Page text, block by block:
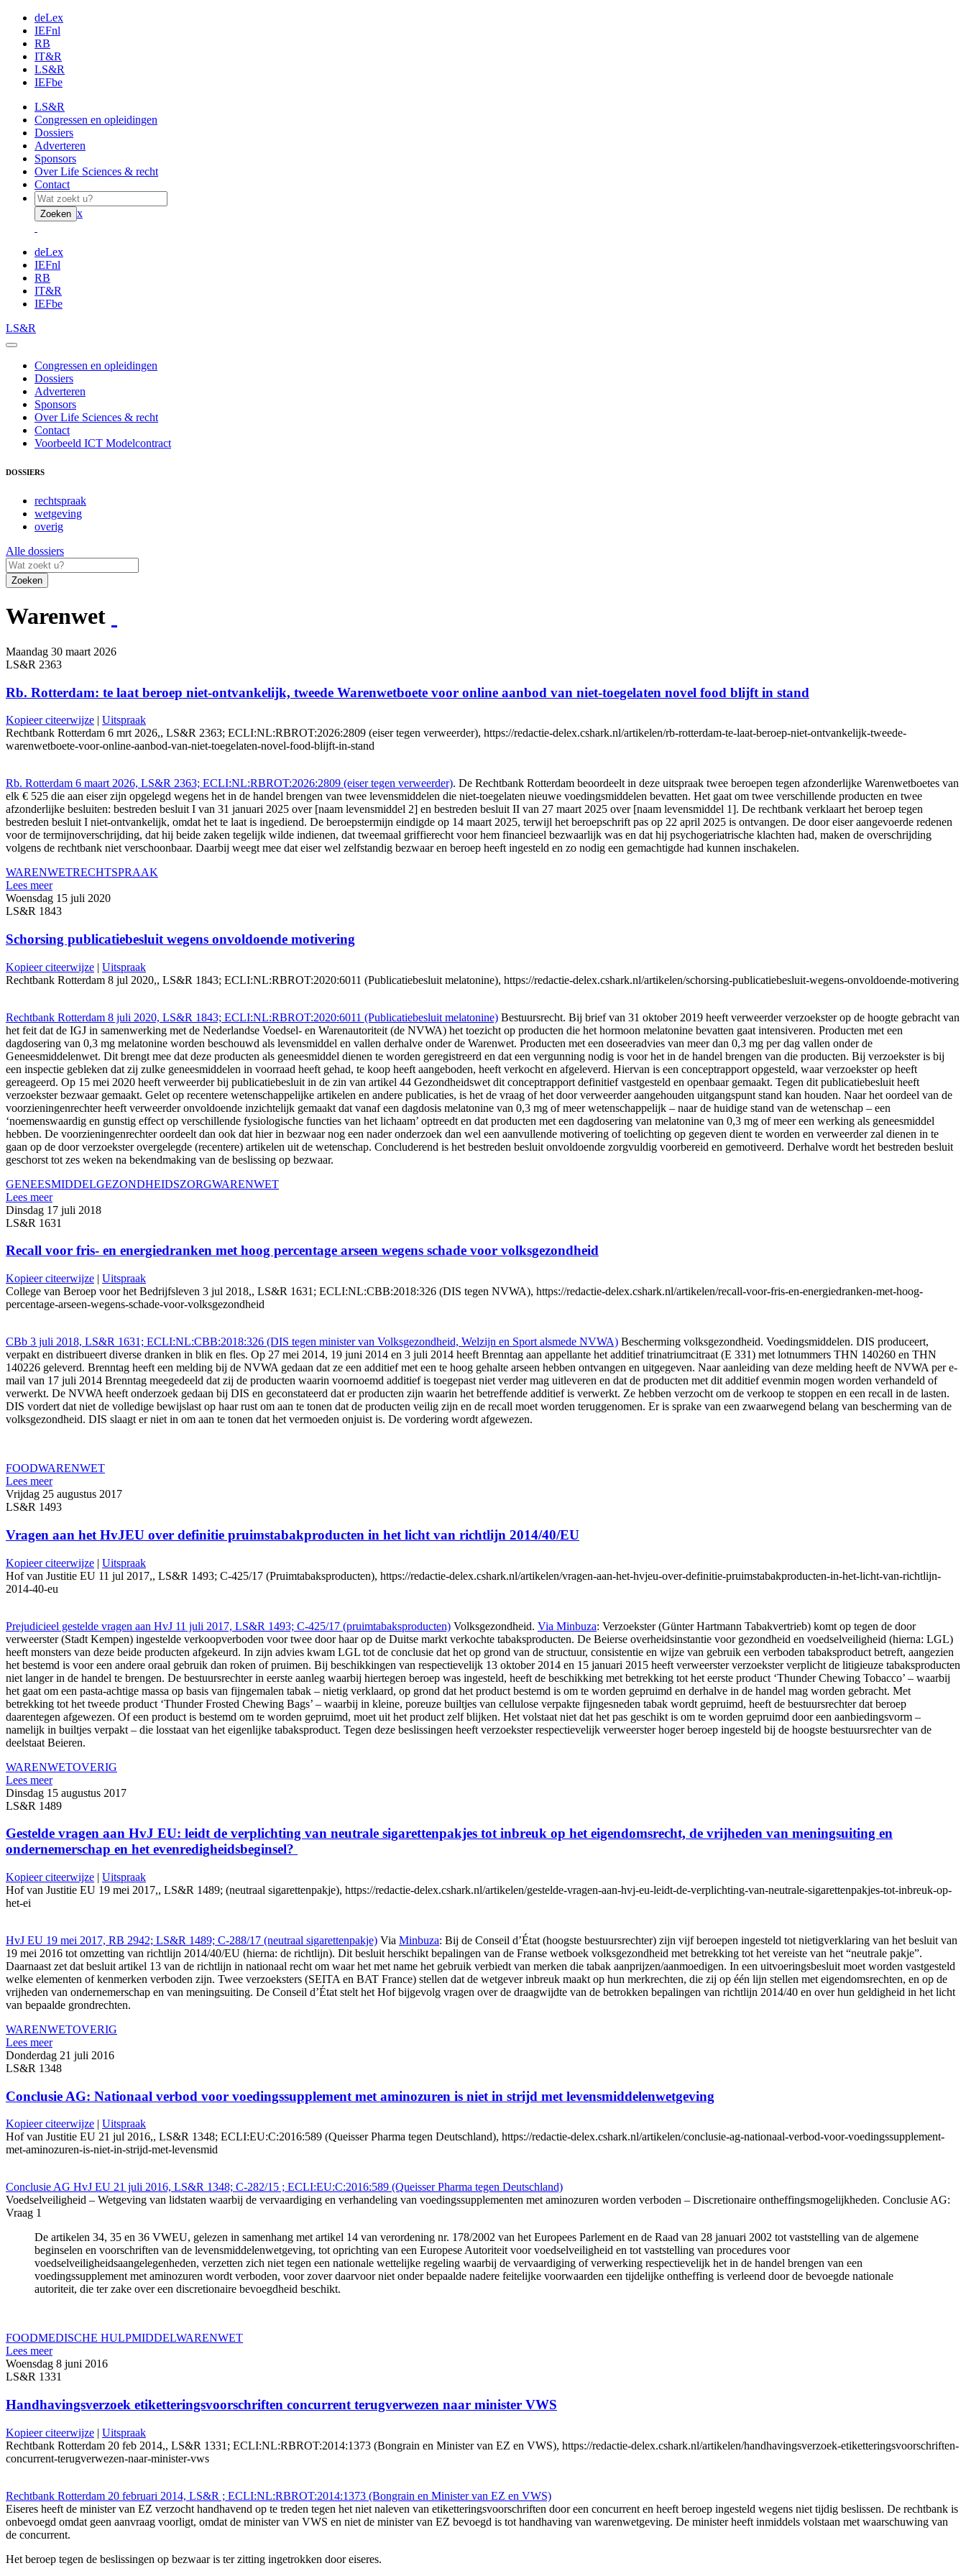
deLex
IEFnl
RB
IT&R
LS&R
IEFbe
LS&R
Congressen en opleidingen
Dossiers
Adverteren
Sponsors
Over Life Sciences & recht
Contact
Zoeken x
deLex
IEFnl
RB
IT&R
IEFbe
LS&R
Congressen en opleidingen
Dossiers
Adverteren
Sponsors
Over Life Sciences & recht
Contact
Voorbeeld ICT Modelcontract
DOSSIERS
rechtspraak
wetgeving
overig
Alle dossiers
Zoeken
Warenwet
Maandag 30 maart 2026
LS&R 2363
Rb. Rotterdam: te laat beroep niet-ontvankelijk, tweede Warenwetboete voor online aanbod van niet-toegelaten novel food blijft in stand
Kopieer citeerwijze | Uitspraak
Rechtbank Rotterdam 6 mrt 2026,, LS&R 2363; ECLI:NL:RBROT:2026:2809 (eiser tegen verweerder), https://redactie-delex.cshark.nl/artikelen/rb-rotterdam-te-laat-beroep-niet-ontvankelijk-tweede-
warenwetboete-voor-online-aanbod-van-niet-toegelaten-novel-food-blijft-in-stand
Rb. Rotterdam 6 maart 2026, LS&R 2363; ECLI:NL:RBROT:2026:2809 (eiser tegen verweerder). De Rechtbank Rotterdam beoordeelt in deze uitspraak twee beroepen tegen afzonderlijke Warenwetboetes van
elk € 525 die aan eiser zijn opgelegd wegens het in de handel brengen van twee levensmiddelen die niet-toegelaten nieuwe voedingsmiddelen bevatten. Het gaat om twee verschillende producten en twee
afzonderlijke besluiten: bestreden besluit I van 31 januari 2025 over [naam levensmiddel 2] en bestreden besluit II van 27 maart 2025 over [naam levensmiddel 1]. De rechtbank verklaart het beroep tegen
bestreden besluit I niet-ontvankelijk, omdat het te laat is ingediend. De beroepstermijn eindigde op 14 maart 2025, terwijl het beroepschrift pas op 22 april 2025 is ontvangen. De door eiser aangevoerde redenen
voor de termijnoverschrijding, dat hij beide zaken tegelijk wilde indienen, dat tweemaal griffierecht voor hem financieel bezwaarlijk was en dat hij psychogeriatrische klachten had, maken de overschrijding
volgens de rechtbank niet verschoonbaar. Daarbij weegt mee dat eiser wel zelfstandig bezwaar en beroep heeft ingesteld en zo nodig een gemachtigde had kunnen inschakelen.
WARENWETRECHTSPRAAK
Lees meer
Woensdag 15 juli 2020
LS&R 1843
Schorsing publicatiebesluit wegens onvoldoende motivering
Kopieer citeerwijze | Uitspraak
Rechtbank Rotterdam 8 jul 2020,, LS&R 1843; ECLI:NL:RBROT:2020:6011 (Publicatiebesluit melatonine), https://redactie-delex.cshark.nl/artikelen/schorsing-publicatiebesluit-wegens-onvoldoende-motivering
Rechtbank Rotterdam 8 juli 2020, LS&R 1843; ECLI:NL:RBROT:2020:6011 (Publicatiebesluit melatonine) Bestuursrecht. Bij brief van 31 oktober 2019 heeft verweerder verzoekster op de hoogte gebracht van
het feit dat de IGJ in samenwerking met de Nederlandse Voedsel- en Warenautoriteit (de NVWA) het toezicht op producten die het hormoon melatonine bevatten gaat intensiveren. Producten met een
dagdosering van 0,3 mg melatonine worden beschouwd als levensmiddel en vallen derhalve onder de Warenwet. Producten met een doseeradvies van meer dan 0,3 mg per dag vallen onder de
Geneesmiddelenwet. Dit brengt mee dat deze producten als geneesmiddel dienen te worden geregistreerd en dat een vergunning nodig is voor het in de handel brengen van die producten. Bij verzoekster is bij
een inspectie gebleken dat zij zulke geneesmiddelen in voorraad heeft gehad, te koop heeft aangeboden, heeft verkocht en afgeleverd. Hiervan is een conceptrapport opgesteld, waar verzoekster op heeft
gereageerd. Op 15 mei 2020 heeft verweerder bij publicatiebesluit in de zin van artikel 44 Gezondheidswet dit conceptrapport definitief vastgesteld en openbaar gemaakt. Tegen dit publicatiebesluit heeft
verzoekster bezwaar gemaakt. Gelet op recentere wetenschappelijke artikelen en andere publicaties, is het de vraag of het door verweerder aangehouden uitgangspunt stand kan houden. Naar het oordeel van de
voorzieningenrechter heeft verweerder onvoldoende inzichtelijk gemaakt dat vanaf een dagdosis melatonine van 0,3 mg of meer wetenschappelijk – naar de huidige stand van de wetenschap – een
‘noemenswaardig en gunstig effect op verschillende fysiologische functies van het lichaam’ optreedt en dat producten met een dagdosering van melatonine van 0,3 mg of meer een werking als geneesmiddel
hebben. De voorzieningenrechter oordeelt dan ook dat hier in bezwaar nog een nader onderzoek dan wel een aanvullende motivering of toelichting op gegeven dient te worden en verweerder zal dienen in te
gaan op de door verzoekster overgelegde (recentere) artikelen uit de wetenschap. Concluderend is het bestreden besluit onvoldoende zorgvuldig voorbereid en gemotiveerd. Derhalve wordt het bestreden besluit
geschorst tot zes weken na bekendmaking van de beslissing op bezwaar.
GENEESMIDDELGEZONDHEIDSZORGWARENWET
Lees meer
Dinsdag 17 juli 2018
LS&R 1631
Recall voor fris- en energiedranken met hoog percentage arseen wegens schade voor volksgezondheid
Kopieer citeerwijze | Uitspraak
College van Beroep voor het Bedrijfsleven 3 jul 2018,, LS&R 1631; ECLI:NL:CBB:2018:326 (DIS tegen NVWA), https://redactie-delex.cshark.nl/artikelen/recall-voor-fris-en-energiedranken-met-hoog-
percentage-arseen-wegens-schade-voor-volksgezondheid
CBb 3 juli 2018, LS&R 1631; ECLI:NL:CBB:2018:326 (DIS tegen minister van Volksgezondheid, Welzijn en Sport alsmede NVWA) Bescherming volksgezondheid. Voedingsmiddelen. DIS produceert,
verpakt en distribueert diverse dranken in blik en fles. Op 27 mei 2014, 19 juni 2014 en 3 juli 2014 heeft Brenntag aan appellante het additief trinatriumcitraat (E 331) met lotnummers THN 140260 en THN
140226 geleverd. Brenntag heeft een melding bij de NVWA gedaan dat ze een additief met een te hoog gehalte arseen hebben ontvangen en uitgegeven. Naar aanleiding van deze melding heeft de NVWA per e-
mail van 17 juli 2014 Brenntag meegedeeld dat zij de producten waarin voornoemd additief is toegepast niet verder mag uitleveren en dat de producten met dit additief evenmin mogen worden verhandeld of
verwerkt. De NVWA heeft onderzoek gedaan bij DIS en geconstateerd dat er producten zijn waarin het betreffende additief is verwerkt. Ze hebben verzocht om de verkoop te stoppen en een recall in de lasten.
DIS vordert dat niet de volledige bewijslast op haar rust om aan te tonen dat de producten veilig zijn en de recall moet worden teruggenomen. Er is sprake van een zwaarwegend belang van bescherming van de
volksgezondheid. DIS slaagt er niet in om aan te tonen dat het vermoeden onjuist is. De vordering wordt afgewezen.
FOODWARENWET
Lees meer
Vrijdag 25 augustus 2017
LS&R 1493
Vragen aan het HvJEU over definitie pruimstabakproducten in het licht van richtlijn 2014/40/EU
Kopieer citeerwijze | Uitspraak
Hof van Justitie EU 11 jul 2017,, LS&R 1493; C-425/17 (Pruimtabaksproducten), https://redactie-delex.cshark.nl/artikelen/vragen-aan-het-hvjeu-over-definitie-pruimstabakproducten-in-het-licht-van-richtlijn-
2014-40-eu
Prejudicieel gestelde vragen aan HvJ 11 juli 2017, LS&R 1493; C-425/17 (pruimtabaksproducten) Volksgezondheid. Via Minbuza: Verzoekster (Günter Hartmann Tabakvertrieb) komt op tegen de door
verweerster (Stadt Kempen) ingestelde verkoopverboden voor twee door haar op de Duitse markt verkochte tabaksproducten. De Beierse overheidsinstantie voor gezondheid en voedselveiligheid (hierna: LGL)
heeft monsters van deze beide producten afgekeurd. In zijn advies kwam LGL tot de conclusie dat het op grond van de structuur, consistentie en wijze van gebruik een verboden tabaksproduct betreft, aangezien
het bestemd is voor een andere oraal gebruik dan roken of pruimen. Bij beschikkingen van respectievelijk 13 oktober 2014 en 15 januari 2015 heeft verweerster verzoekster verplicht de litigieuze tabaksproducten
niet langer in de handel te brengen. De bestuursrechter in eerste aanleg waarbij hiertegen beroep was ingesteld, heeft de beschikking met betrekking tot het eerste product ‘Thunder Chewing Tobacco’ – waarbij
het gaat om een pasta-achtige massa op basis van fijngemalen tabak – nietig verklaard, op grond dat het product bestemd is om te worden gepruimd en derhalve in de handel mag worden gebracht. Met
betrekking tot het tweede product ‘Thunder Frosted Chewing Bags’ – waarbij in kleine, poreuze builtjes van cellulose verpakte fijngesneden tabak wordt gepruimd, heeft de bestuursrechter dat beroep
daarentegen afgewezen. Of een product is bestemd om te worden gepruimd, moet uit het product zelf blijken. Het volstaat niet dat het pas geschikt is om te worden gepruimd door een aanbiedingsvorm –
namelijk in builtjes verpakt – die losstaat van het eigenlijke tabaksproduct. Tegen deze beslissingen heeft verzoekster respectievelijk verweerster hoger beroep ingesteld bij de hoogste bestuursrechter van de
deelstaat Beieren.
WARENWETOVERIG
Lees meer
Dinsdag 15 augustus 2017
LS&R 1489
Gestelde vragen aan HvJ EU: leidt de verplichting van neutrale sigarettenpakjes tot inbreuk op het eigendomsrecht, de vrijheden van meningsuiting en
ondernemerschap en het evenredigheidsbeginsel?
Kopieer citeerwijze | Uitspraak
Hof van Justitie EU 19 mei 2017,, LS&R 1489; (neutraal sigarettenpakje), https://redactie-delex.cshark.nl/artikelen/gestelde-vragen-aan-hvj-eu-leidt-de-verplichting-van-neutrale-sigarettenpakjes-tot-inbreuk-op-
het-ei
HvJ EU 19 mei 2017, RB 2942; LS&R 1489; C-288/17 (neutraal sigarettenpakje) Via Minbuza: Bij de Conseil d’État (hoogste bestuursrechter) zijn vijf beroepen ingesteld tot nietigverklaring van het besluit van
19 mei 2016 tot omzetting van richtlijn 2014/40/EU (hierna: de richtlijn). Dit besluit herschikt bepalingen van de Franse wetboek volksgezondheid met betrekking tot het vereiste van het “neutrale pakje”.
Daarnaast zet dat besluit artikel 13 van de richtlijn in nationaal recht om waar het met name het gebruik verbiedt van merken die tabak aanprijzen/aanmoedigen. In een uitvoeringsbesluit moet worden vastgesteld
welke elementen of kenmerken verboden zijn. Twee verzoeksters (SEITA en BAT France) stellen dat de wetgever inbreuk maakt op hun merkrechten, die zij op één lijn stellen met eigendomsrechten, en op de
vrijheden van ondernemerschap en van meningsuiting. De Conseil d’État stelt het Hof bijgevolg vragen over de draagwijdte van de betrokken bepalingen van richtlijn 2014/40 en over hun geldigheid in het licht
van bepaalde grondrechten.
WARENWETOVERIG
Lees meer
Donderdag 21 juli 2016
LS&R 1348
Conclusie AG: Nationaal verbod voor voedingssupplement met aminozuren is niet in strijd met levensmiddelenwetgeving
Kopieer citeerwijze | Uitspraak
Hof van Justitie EU 21 jul 2016,, LS&R 1348; ECLI:EU:C:2016:589 (Queisser Pharma tegen Deutschland), https://redactie-delex.cshark.nl/artikelen/conclusie-ag-nationaal-verbod-voor-voedingssupplement-
met-aminozuren-is-niet-in-strijd-met-levensmid
Conclusie AG HvJ EU 21 juli 2016, LS&R 1348; C-282/15 ; ECLI:EU:C:2016:589 (Queisser Pharma tegen Deutschland)
Voedselveiligheid – Wetgeving van lidstaten waarbij de vervaardiging en verhandeling van voedingssupplementen met aminozuren worden verboden – Discretionaire ontheffingsmogelijkheden. Conclusie AG:
Vraag 1
De artikelen 34, 35 en 36 VWEU, gelezen in samenhang met artikel 14 van verordening nr. 178/2002 van het Europees Parlement en de Raad van 28 januari 2002 tot vaststelling van de algemene
beginselen en voorschriften van de levensmiddelenwetgeving, tot oprichting van een Europese Autoriteit voor voedselveiligheid en tot vaststelling van procedures voor
voedselveiligheidsaangelegenheden, verzetten zich niet tegen een nationale wettelijke regeling waarbij de vervaardiging of verwerking respectievelijk het in de handel brengen van een
voedingssupplement met aminozuren wordt verboden, voor zover daarvoor niet onder bepaalde nadere feitelijke voorwaarden een tijdelijke ontheffing is verleend door de bevoegde nationale
autoriteit, die ter zake over een discretionaire bevoegdheid beschikt.
FOODMEDISCHE HULPMIDDELWARENWET
Lees meer
Woensdag 8 juni 2016
LS&R 1331
Handhavingsverzoek etiketteringsvoorschriften concurrent terugverwezen naar minister VWS
Kopieer citeerwijze | Uitspraak
Rechtbank Rotterdam 20 feb 2014,, LS&R 1331; ECLI:NL:RBROT:2014:1373 (Bongrain en Minister van EZ en VWS), https://redactie-delex.cshark.nl/artikelen/handhavingsverzoek-etiketteringsvoorschriften-
concurrent-terugverwezen-naar-minister-vws
Rechtbank Rotterdam 20 februari 2014, LS&R ; ECLI:NL:RBROT:2014:1373 (Bongrain en Minister van EZ en VWS)
Eiseres heeft de minister van EZ verzocht handhavend op te treden tegen het niet naleven van etiketteringsvoorschriften door een concurrent en heeft beroep ingesteld wegens niet tijdig beslissen. De rechtbank is
onbevoegd omdat geen aanvraag voorligt, omdat de minister van VWS en niet de minister van EZ bevoegd is tot handhaving van warenwetgeving. De minister heeft inmiddels volstaan met waarschuwing van
de concurrent.
Het beroep tegen de beslissingen op bezwaar is ter zitting ingetrokken door eiseres.